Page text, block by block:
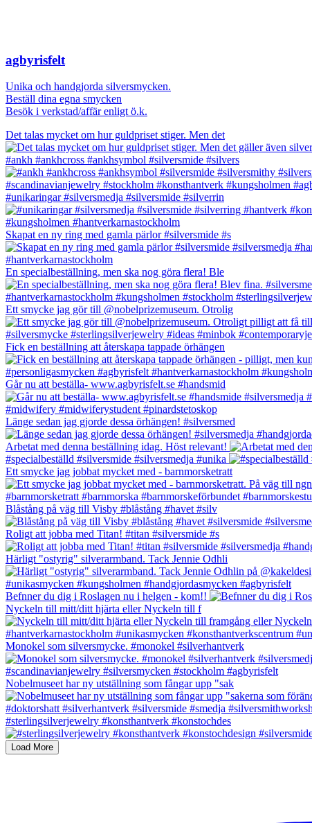
agbyrisfelt
Unika och handgjorda silversmycken.
Beställ dina egna smycken
Besök i verkstad/affär enligt ö.k.
Det talas mycket om hur guldpriset stiger. Men det
#ankh #ankhcross #ankhsymbol #silversmide #silvers
#unikaringar #silversmedja #silversmide #silverrin
Skapat en ny ring med gamla pärlor #silversmide #s
En specialbeställning, men ska nog göra flera! Ble
Ett smycke jag gör till @nobelprizemuseum. Otrolig
Fick en beställning att återskapa tappade örhängen
Går nu att beställa- www.agbyrisfelt.se #handsmid
Länge sedan jag gjorde dessa örhängen! #silversmed
Arbetat med denna beställning idag. Höst relevant!
#specialbeställd #silversmide #silversmedja #unika
Ett smycke jag jobbat mycket med - barnmorsketratt
Blåstång på väg till Visby #blåstång #havet #silv
Roligt att jobba med Titan! #titan #silversmide #s
Härligt "ostyrig" silverarmband. Tack Jennie Odhli
Befnner du dig i Roslagen nu i helgen - kom!!
Nyckeln till mitt/ditt hjärta eller Nyckeln till f
Monokel som silversmycke. #monokel #silverhantverk
Nobelmuseet har ny utställning som fångar upp "sak
#sterlingsilverjewelry #konsthantverk #konstochdes
Load More